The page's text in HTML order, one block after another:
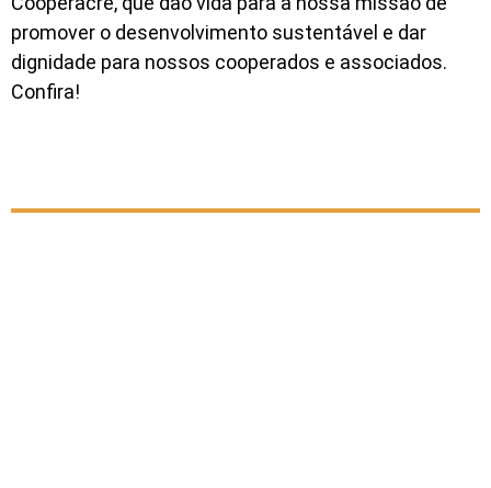
promover o desenvolvimento sustentável e dar
dignidade para nossos cooperados e associados.
Confira!